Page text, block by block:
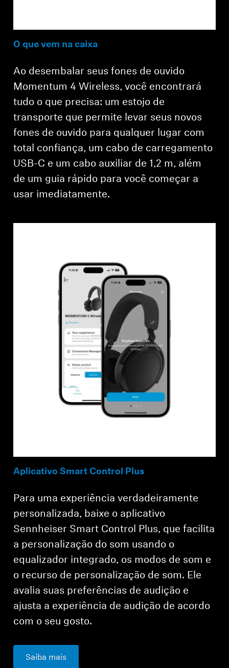
O que vem na caixa
Ao desembalar seus fones de ouvido
Momentum 4 Wireless, você encontrará
tudo o que precisa: um estojo de
transporte que permite levar seus novos
fones de ouvido para qualquer lugar com
total confiança, um cabo de carregamento
USB-C e um cabo auxiliar de 1,2 m, além
de um guia rápido para você começar a
usar imediatamente.
Aplicativo Smart Control Plus
Para uma experiência verdadeiramente
personalizada, baixe o aplicativo
Sennheiser Smart Control Plus, que facilita
a personalização do som usando o
equalizador integrado, os modos de som e
o recurso de personalização de som. Ele
avalia suas preferências de audição e
ajusta a experiência de audição de acordo
com o seu gosto.
Saiba mais